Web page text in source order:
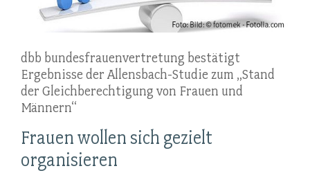
dbb bundesfrauenvertretung bestätigt
Ergebnisse der Allensbach-Studie zum „Stand
der Gleichberechtigung von Frauen und
Männern“
Frauen wollen sich gezielt
organisieren